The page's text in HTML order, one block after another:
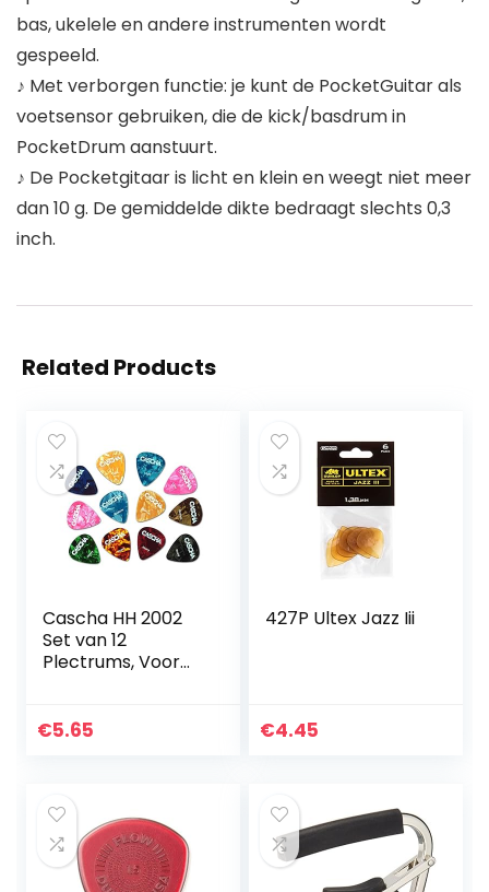
bas, ukelele en andere instrumenten wordt
gespeeld.
♪ Met verborgen functie: je kunt de PocketGuitar als
voetsensor gebruiken, die de kick/basdrum in
PocketDrum aanstuurt.
♪ De Pocketgitaar is licht en klein en weegt niet meer
dan 10 g. De gemiddelde dikte bedraagt slechts 0,3
inch.
Related Products
Cascha HH 2002
Set van 12
Plectrums, Voor
Ukelele, Bas,
€5.65
427P Ultex Jazz Iii
€4.45